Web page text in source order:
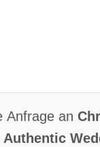
Anfrage an